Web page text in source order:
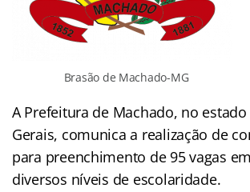
Brasão de Machado-MG
A Prefeitura de Machado, no
Gerais, comunica a realização de
para preenchimento de 95 vagas
diversos níveis de escolaridade.